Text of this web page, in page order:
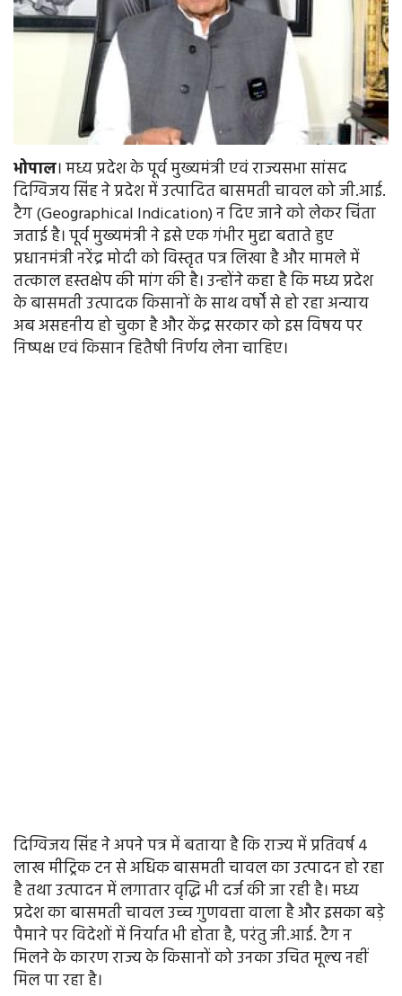
भोपाल। मध्य प्रदेश के पूर्व मुख्यमंत्री एवं राज्यसभा सांसद
दिग्विजय सिंह ने प्रदेश में उत्पादित बासमती चावल को जी.आई.
टैग (Geographical Indication) न दिए जाने को लेकर चिंता
जताई है। पूर्व मुख्यमंत्री ने इसे एक गंभीर मुद्दा बताते हुए
प्रधानमंत्री नरेंद्र मोदी को विस्तृत पत्र लिखा है और मामले में
तत्काल हस्तक्षेप की मांग की है। उन्होंने कहा है कि मध्य प्रदेश
के बासमती उत्पादक किसानों के साथ वर्षों से हो रहा अन्याय
अब असहनीय हो चुका है और केंद्र सरकार को इस विषय पर
निष्पक्ष एवं किसान हितैषी निर्णय लेना चाहिए।
दिग्विजय सिंह ने अपने पत्र में बताया है कि राज्य में प्रतिवर्ष 4
लाख मीट्रिक टन से अधिक बासमती चावल का उत्पादन हो रहा
है तथा उत्पादन में लगातार वृद्धि भी दर्ज की जा रही है। मध्य
प्रदेश का बासमती चावल उच्च गुणवत्ता वाला है और इसका बड़े
पैमाने पर विदेशों में निर्यात भी होता है, परंतु जी.आई. टैग न
मिलने के कारण राज्य के किसानों को उनका उचित मूल्य नहीं
मिल पा रहा है।